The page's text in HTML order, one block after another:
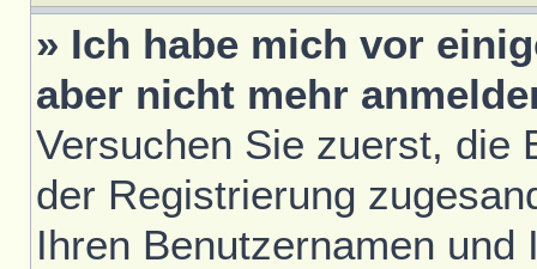
» Ich habe mich vor
aber nicht mehr
Versuchen Sie zuerst, die
der Registrierung
Ihren Benutzernamen